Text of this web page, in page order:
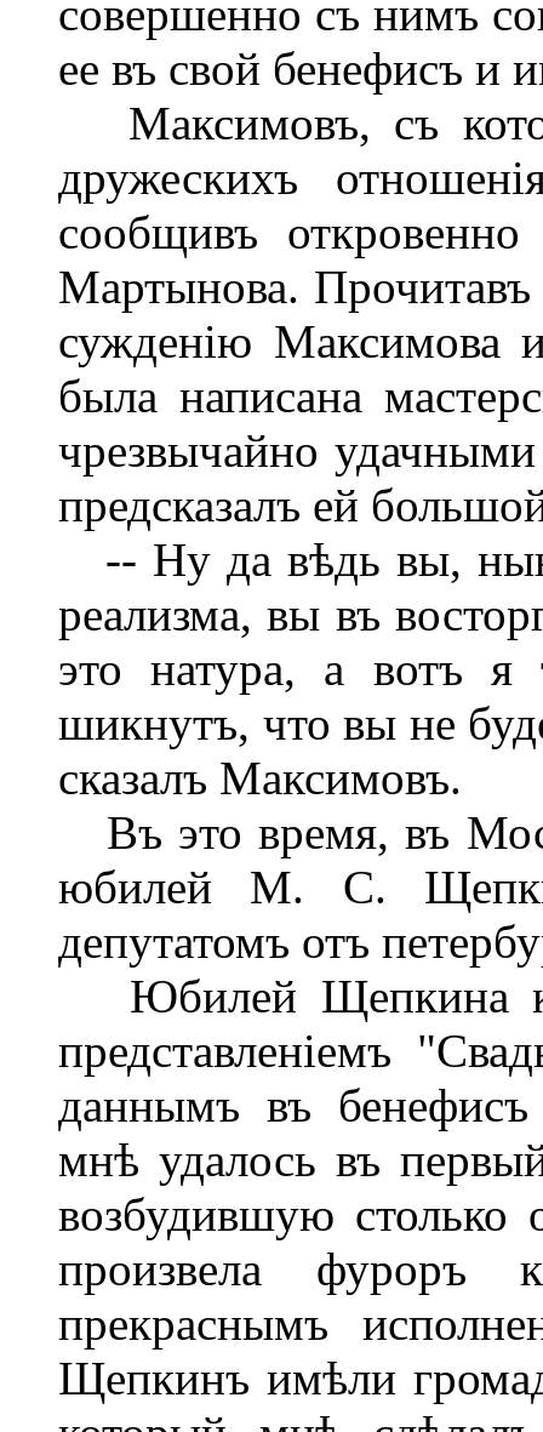
совершенно съ нимъ
ее въ свой бенефисъ и
Максимовъ, съ
дружескихъ
сообщивъ
Мартынова. Прочитавъ
сужденію Максимова
была написана
чрезвычайно
предсказалъ ей
-- Ну да вѣдь вы,
реализма, вы въ
это натура, а вотъ я
шикнутъ, что вы не
сказалъ Максимовъ.
Въ это время, въ
юбилей М. С.
депутатомъ отъ
Юбилей Щепкина
представленіемъ
даннымъ въ
мнѣ удалось въ
возбудившую столько
произвела фуроръ
прекраснымъ
Щепкинъ имѣли